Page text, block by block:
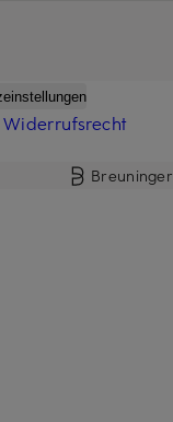
Breuninger